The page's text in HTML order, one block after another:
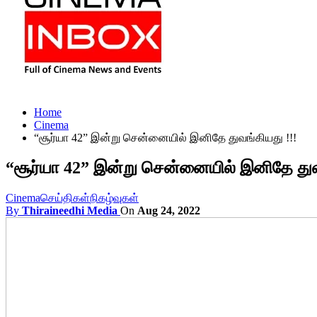
Home
Cinema
“சூர்யா 42” இன்று சென்னையில் இனிதே துவங்கியது !!!
“சூர்யா 42” இன்று சென்னையில் இனிதே
Cinemaசெய்திகள்நிகழ்வுகள்
By Thiraineedhi Media On Aug 24, 2022